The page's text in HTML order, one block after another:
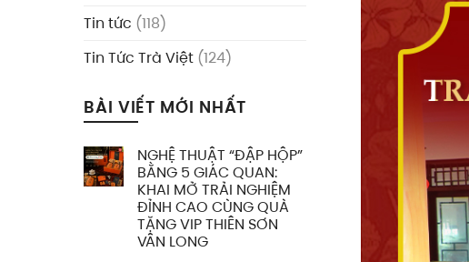
Tin tức (118)
Tin Tức Trà Việt (124)
BÀI VIẾT MỚI NHẤT
NGHỆ THUẬT “ĐẬP HỘP”
BẰNG 5 GIÁC QUAN:
KHAI MỞ TRẢI NGHIỆM
ĐỈNH CAO CÙNG QUÀ
TẶNG VIP THIÊN SƠN
VÂN LONG